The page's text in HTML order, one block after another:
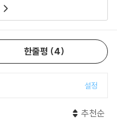
한줄평 4
설정
추천순